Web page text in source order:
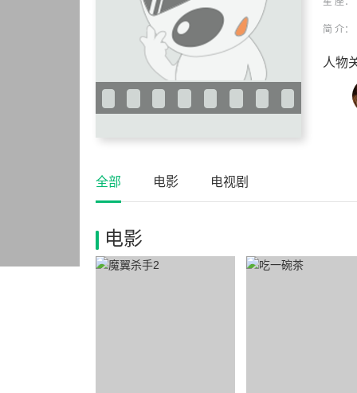
简 介：
人物
全部 电影 电视剧
电影